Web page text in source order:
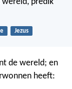
Jezus
de wereld; en
heeft: